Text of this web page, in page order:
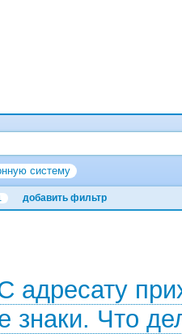
систему
добавить фильтр
знаки. Что